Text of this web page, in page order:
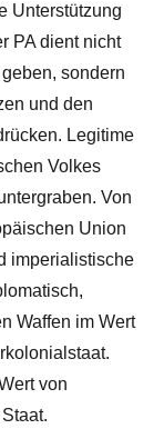
Unterstützung
PA dient nicht
sondern
und den
Legitime
Volkes
Von
Union
imperialistische
Waffen im Wert
von